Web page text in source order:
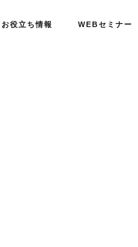
お役立ち情報 WEBセミナー